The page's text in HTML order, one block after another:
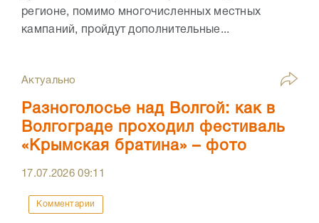
регионе, помимо многочисленных местных
кампаний, пройдут дополнительные...
Актуально
Разноголосье над Волгой: как в
Волгограде проходил фестиваль
«Крымская братина» – фото
17.07.202609:11
Комментарии